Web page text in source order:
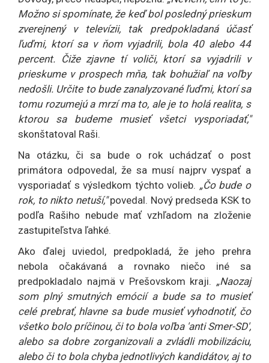
Možno si spomínate, že keď bol posledný prieskum
zverejnený v televízii, tak predpokladaná účasť
ľuďmi, ktorí sa v ňom vyjadrili, bola 40 alebo 44
percent. Čiže zjavne tí voliči, ktorí sa vyjadrili v
prieskume v prospech mňa, tak bohužiaľ na voľby
nedošli. Určite to bude zanalyzované ľuďmi, ktorí sa
tomu rozumejú a mrzí ma to, ale je to holá realita, s
ktorou sa budeme musieť všetci vysporiadať,"
skonštatoval Raši.
Na otázku, či sa bude o rok uchádzať o post
primátora odpovedal, že sa musí najprv vyspať a
vysporiadať s výsledkom týchto volieb. „Čo bude o
rok, to nikto netuší,"povedal. Nový predseda KSK to
podľa Rašiho nebude mať vzhľadom na zloženie
zastupiteľstva ľahké.
Ako ďalej uviedol, predpokladá, že jeho prehra
nebola očakávaná a rovnako niečo iné sa
predpokladalo najmä v Prešovskom kraji. „Naozaj
som plný smutných emócií a bude sa to musieť
celé prebrať, hlavne sa bude musieť vyhodnotiť, čo
všetko bolo príčinou, či to bola voľba 'anti Smer-SD',
alebo sa dobre zorganizovali a zvládli mobilizáciu,
alebo či to bola chyba jednotlivých kandidátov, aj to